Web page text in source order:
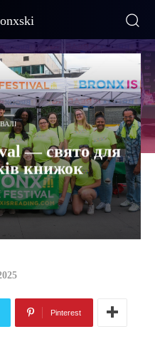
— свято для
книжок
Pinterest